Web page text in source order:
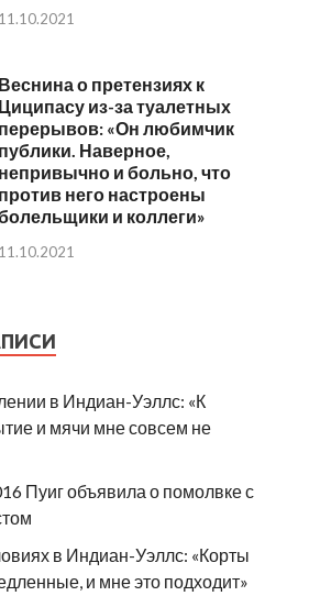
11.10.2021
Веснина о претензиях к
Циципасу из-за туалетных
перерывов: «Он любимчик
публики. Наверное,
непривычно и больно, что
против него настроены
и коллеги»
11.10.2021
в Индиан-Уэллс: «К
и мячи мне совсем не
Пуиг объявила о помолвке с
в Индиан-Уэллс: «Корты
и мне это подходит»